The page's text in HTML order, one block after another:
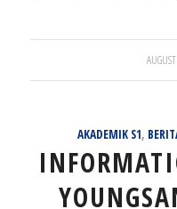
/
AKADEMIK S1,